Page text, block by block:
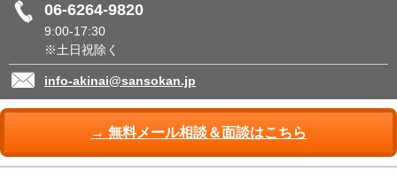
06-6264-9820
9:00-17:30
※土日祝除く
info-akinai@sansokan.jp
→ 無料メール相談＆面談はこちら